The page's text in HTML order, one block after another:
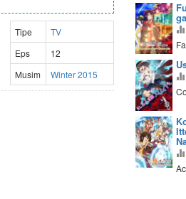
Tipe
TV
Eps
12
Musim
Winter 2015